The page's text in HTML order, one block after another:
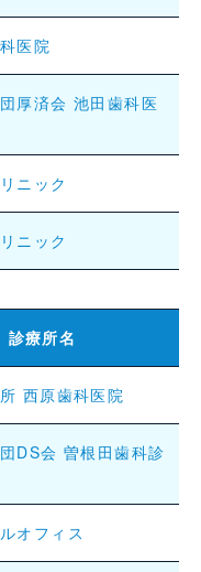
医院
厚済会 池田歯科医
ニック
ニック
診療所名
西原歯科医院
DS会 曽根田歯科診
オフィス